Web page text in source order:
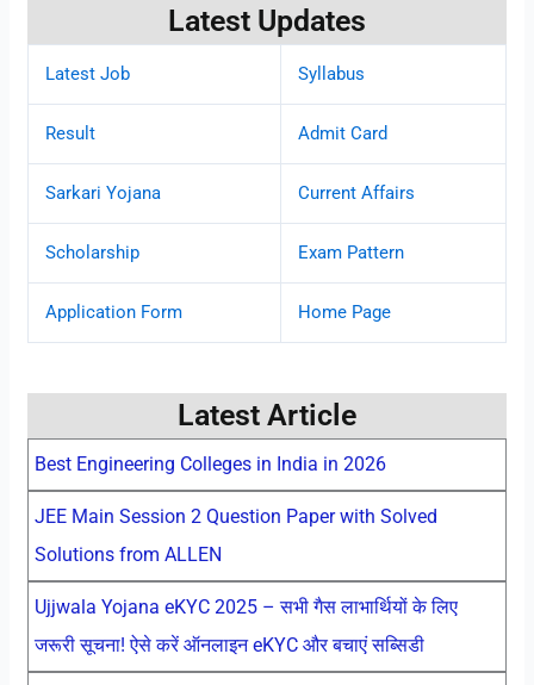
Latest Updates
Latest Job Syllabus
Result Admit Card
Sarkari Yojana Current Affairs
Scholarship Exam Pattern
Application Form Home Page
Latest Article
Best Engineering Colleges in India in 2026
JEE Main Session 2 Question Paper with Solved
Solutions from ALLEN
Ujjwala Yojana eKYC 2025 – सभी गैस लाभार्थियों के लिए
जरूरी सूचना! ऐसे करें ऑनलाइन eKYC और बचाएं सब्सिडी